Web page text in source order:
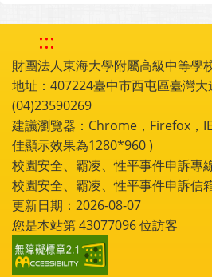
:::
財團法人東海大學附屬高級中等學
地址：407224臺中市西屯區臺灣大
(04)23590269
建議瀏覽器：Chrome，Firefox，
佳顯示效果為1280*960 )
校園安全、霸凌、性平事件申訴專
校園安全、霸凌、性平事件申訴
更新日期：2026-08-07
您是本站第43077096位訪客